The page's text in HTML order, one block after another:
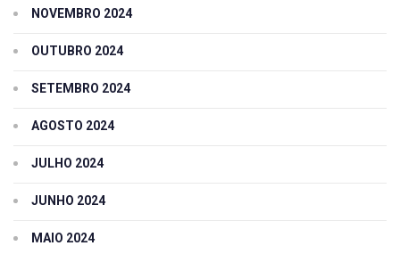
NOVEMBRO 2024
OUTUBRO 2024
SETEMBRO 2024
AGOSTO 2024
JULHO 2024
JUNHO 2024
MAIO 2024